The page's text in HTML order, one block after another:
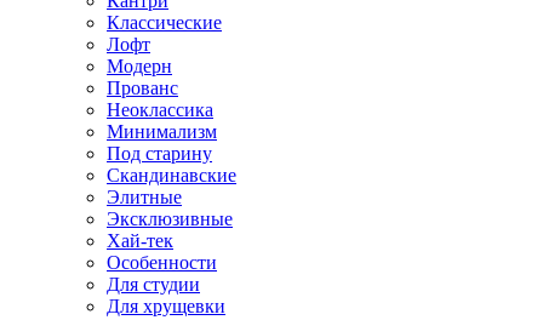
Классические
Лофт
Модерн
Прованс
Неоклассика
Минимализм
Под старину
Скандинавские
Элитные
Эксклюзивные
Хай-тек
Особенности
Для студии
Для хрущевки